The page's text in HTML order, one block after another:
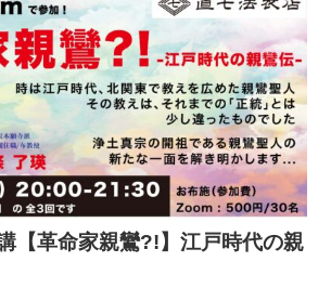
【革命家親鸞?!】江戸時代の親